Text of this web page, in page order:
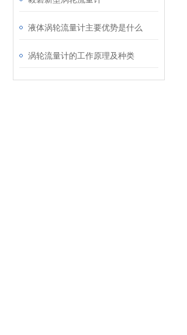
液体涡轮流量计主要优势是什么
涡轮流量计的工作原理及种类